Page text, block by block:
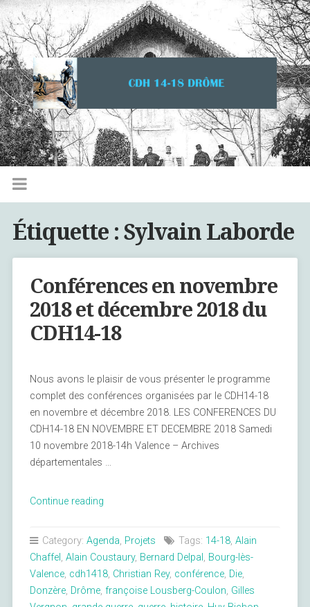
Étiquette : Sylvain Laborde
Conférences en novembre
2018 et décembre 2018 du
CDH14-18
Nous avons le plaisir de vous présenter le programme
complet des conférences organisées par le CDH14-18
en novembre et décembre 2018. LES CONFERENCES DU
CDH14-18 EN NOVEMBRE ET DECEMBRE 2018 Samedi
10 novembre 2018-14h Valence – Archives
départementales …
Continue reading« Conférences
novembre
et
décembre
Category: Agenda, Projets Tags: 14-18, Alain
Chaffel , Alain Coustaury, Bernard Delpal , Bourg-lès-
Valence, cdh1418, Christian Rey, conférence, Die,
Donzère, Drôme, françoise Lousberg-Coulon, Gilles